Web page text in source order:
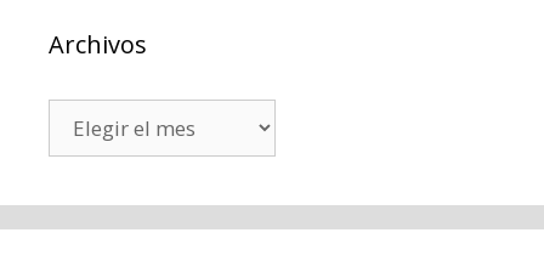
Archivos